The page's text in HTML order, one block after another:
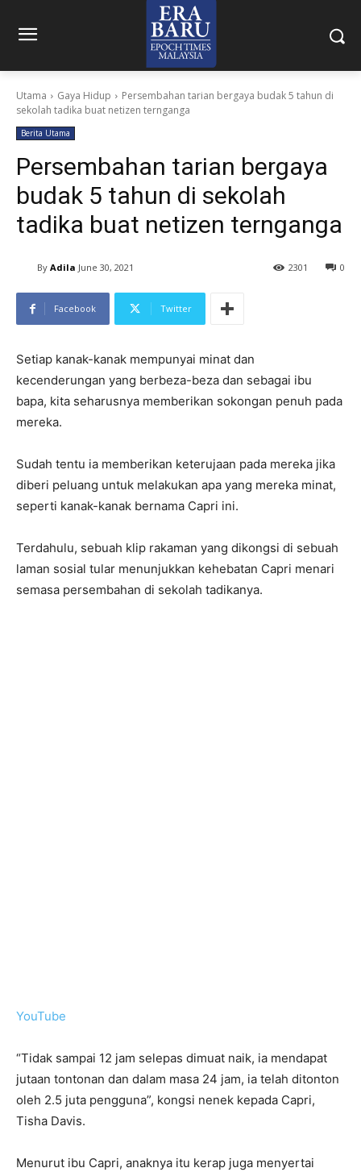
Utama Gaya Hidup
Persembahan tarian bergaya budak 5 tahun di
sekolah tadika buat netizen ternganga
Berita Utama
Persembahan tarian bergaya
budak 5 tahun di sekolah
tadika buat netizen ternganga
By Adila June 30, 2021 0
2301
Facebook Twitter
Setiap kanak-kanak mempunyai minat dan
kecenderungan yang berbeza-beza dan sebagai ibu
bapa, kita seharusnya memberikan sokongan penuh pada
mereka.
Sudah tentu ia memberikan keterujaan pada mereka jika
diberi peluang untuk melakukan apa yang mereka minat,
seperti kanak-kanak bernama Capri ini.
Terdahulu, sebuah klip rakaman yang dikongsi di sebuah
laman sosial tular menunjukkan kehebatan Capri menari
semasa persembahan di sekolah tadikanya.
YouTube
“Tidak sampai 12 jam selepas dimuat naik, ia mendapat
jutaan tontonan dan dalam masa 24 jam, ia telah ditonton
oleh 2.5 juta pengguna”, kongsi nenek kepada Capri,
Tisha Davis.
Menurut ibu Capri, anaknya itu kerap juga menyertai